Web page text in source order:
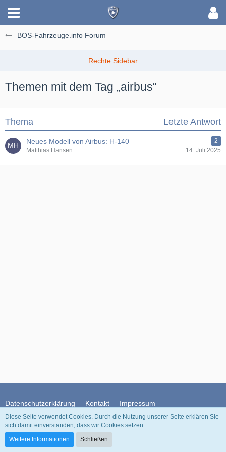
BOS-Fahrzeuge.info Forum
Themen mit dem Tag „airbus“
Thema Letzte Antwort
Neues Modell von Airbus: H-140
2
Matthias Hansen
14. Juli 2025
Datenschutzerklärung Kontakt Impressum
Community-Software:
Diese Seite verwendet Cookies. Durch die Nutzung unserer Seite erklären Sie
sich damit einverstanden, dass wir Cookies setzen.
Weitere Informationen
Schließen